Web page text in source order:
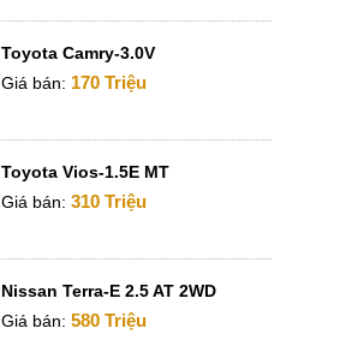
Toyota Camry-3.0V
Giá bán: 170 Triệu
Toyota Vios-1.5E MT
Giá bán: 310 Triệu
Nissan Terra-E 2.5 AT 2WD
Giá bán: 580 Triệu